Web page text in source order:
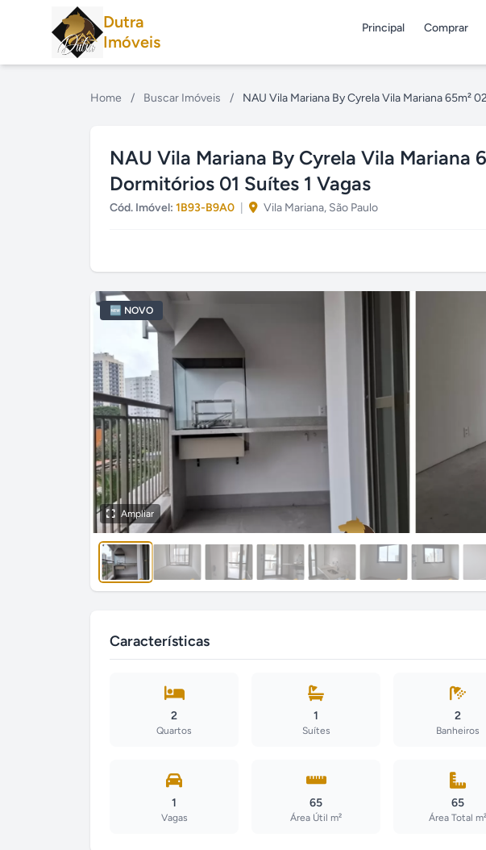
Dutra
Imóveis
Principal Comprar
Home / Buscar Imóveis / NAU Vila Mariana By Cyrela Vila Mariana 65m²
NAU Vila Mariana By Cyrela Vila Mariana
Dormitórios 01 Suítes 1 Vagas
Cód. Imóvel: 1B93-B9A0 Vila Mariana, São Paulo
🆕 NOVO
Ampliar
Características
2
Quartos
1
Suítes
2
Banheiros
1
Vagas
65
Área Útil m²
65
Área Total m²